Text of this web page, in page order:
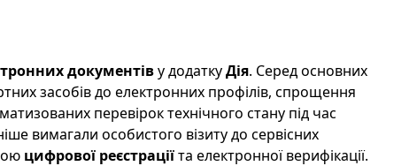
документіву додаткуДія. Серед основних
засобів до електронних профілів, спрощення
перевірок технічного стану під час
вимагали особистого візиту до сервісних
цифрової реєстраціїта електронної верифікації.